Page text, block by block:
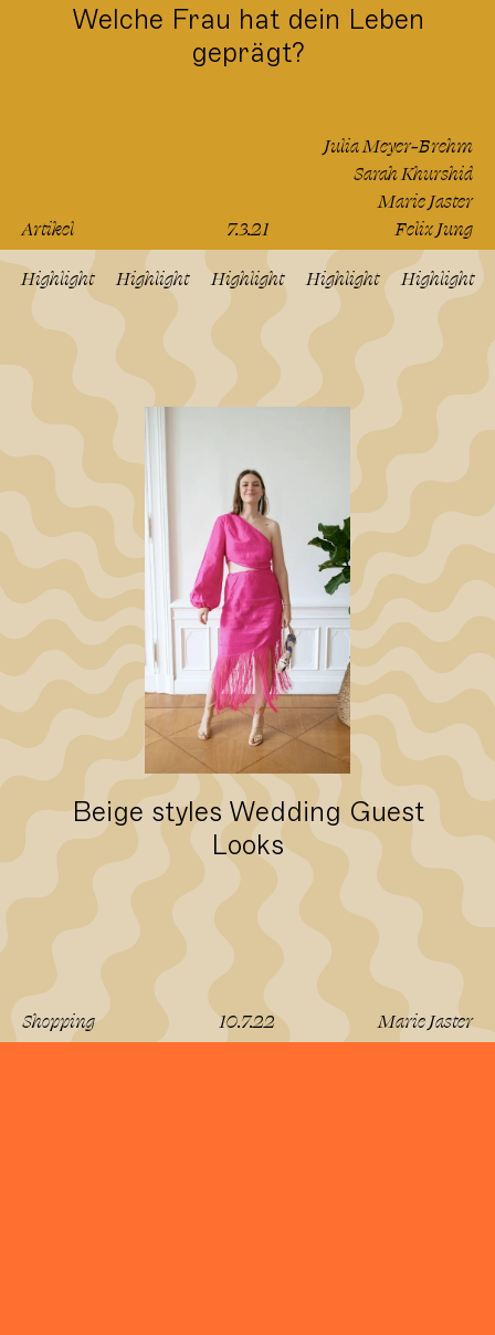
Welche Frau hat dein Leben
geprägt?
Artikel 7.3.21
Julia Meyer-Brehm
Sarah Khurshid
Marie Jaster
Felix Jung
Beige styles Wedding Guest
Looks
lesen
Highlight Highlight Highlight Highlight Highlight
Shopping 10.7.22 Marie Jaster